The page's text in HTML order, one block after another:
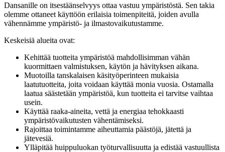
Dansanille on itsestäänselvyys ottaa vastuu ympäristöstä. Sen takia
olemme ottaneet käyttöön erilaisia toimenpiteitä, joiden avulla
vähennämme ympäristö- ja ilmastovaikutustamme.
Keskeisiä alueita ovat:
Kehittää tuotteita ympäristöä mahdollisimman vähän
kuormittaen valmistuksen, käytön ja hävityksen aikana.
Muotoilla tanskalaisen käsityöperinteen mukaisia
laatutuotteita, joita voidaan käyttää monia vuosia. Ostamalla
laatua säästetään ympäristöä, kun tuotteita ei tarvitse vaihtaa
usein.
Käyttää raaka-aineita, vettä ja energiaa tehokkaasti
ympäristövaikutusten vähentämiseksi.
Rajoittaa toimintamme aiheuttamia päästöjä, jätettä ja
jätevesiä.
Ylläpitää huippuluokan työturvallisuutta ja edistää vastuullista